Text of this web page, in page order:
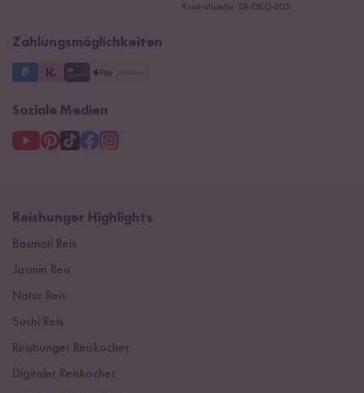
3 Jahre Garantie
Kontrollstelle: DE-ÖKO-005
Zahlungsmöglichkeiten
Soziale Medien
Reishunger Highlights
Basmati Reis
Jasmin Reis
Natur Reis
Sushi Reis
Reishunger Reiskocher
Digitaler Reiskocher